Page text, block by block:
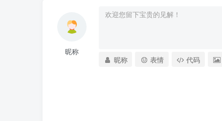
昵称
昵称 表情 代码